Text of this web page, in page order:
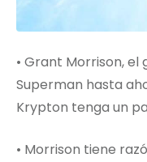
• Grant Morrison,
Superman hasta
Krypton tenga un
• Morrison tiene